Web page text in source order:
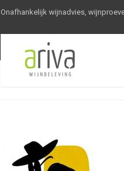
Onafhankelijk wijnadvies,